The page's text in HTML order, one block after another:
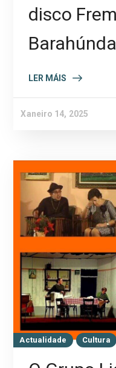
disco
Barahúnda
LER MÁIS
Xaneiro 14, 2025
Actualidade Cultura